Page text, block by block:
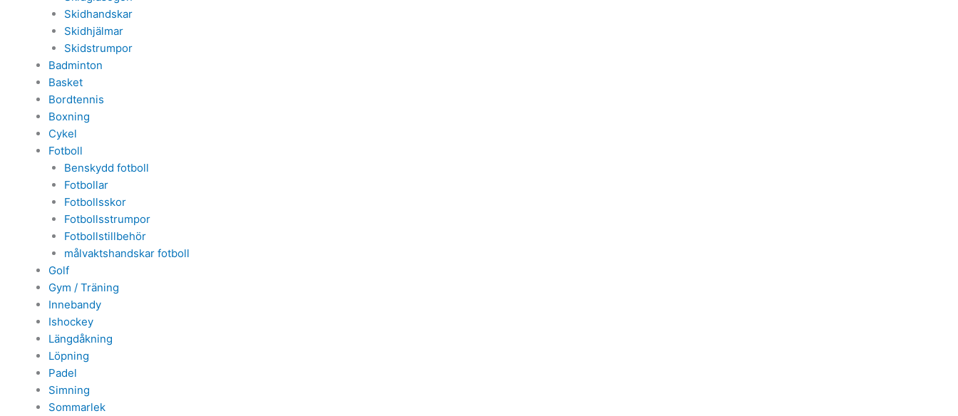
Skidhandskar
Skidhjälmar
Skidstrumpor
Badminton
Basket
Bordtennis
Boxning
Cykel
Fotboll
Benskydd fotboll
Fotbollar
Fotbollsskor
Fotbollsstrumpor
Fotbollstillbehör
målvaktshandskar fotboll
Golf
Gym / Träning
Innebandy
Ishockey
Längdåkning
Löpning
Padel
Simning
Sommarlek